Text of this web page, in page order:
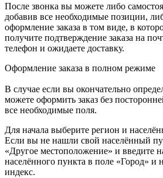
После звонка вы можете либо
добавив все необходимые позиции,
оформление заказа в том виде, в
получите подтверждение заказа на
телефон и ожидаете доставку.
Оформление заказа в полном режиме
В случае если вы окончательно
можете оформить заказ без
все необходимые поля.
Для начала выберите регион и
Если вы не нашли свой населённый
«Другое местоположение» и введите
населённого пункта в поле «Город» и
индекс.